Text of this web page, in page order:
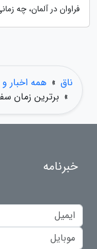
فراوان در آلمان، چه
ناق » همه اخبار
» برترین زمان
خبرنامه